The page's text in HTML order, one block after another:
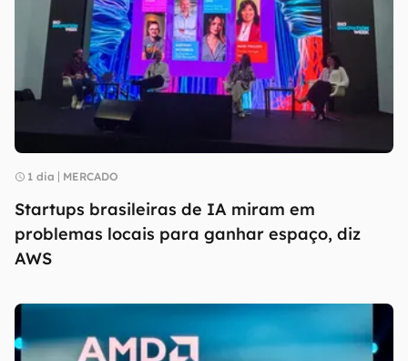
1 dia MERCADO
Startups brasileiras de IA miram em
problemas locais para ganhar espaço, diz
AWS